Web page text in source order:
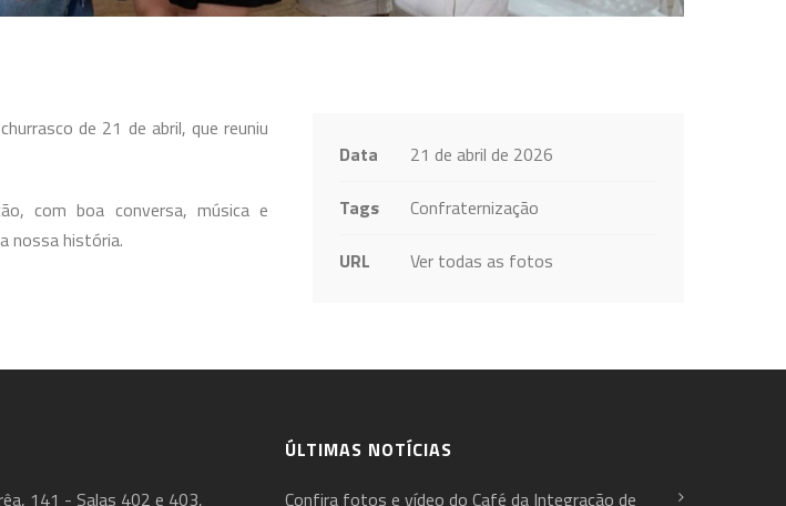
de 21 de abril, que reuniu
com boa conversa, música e
nossa história.
Data
21 de abril de 2026
Tags
Confraternização
URL
Ver todas as fotos
141 - Salas 402 e 403,
ÚLTIMAS NOTÍCIAS
Confira fotos e vídeo do Café da Integração de